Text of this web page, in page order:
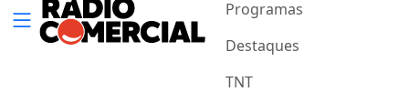
Programas
Destaques
TNT